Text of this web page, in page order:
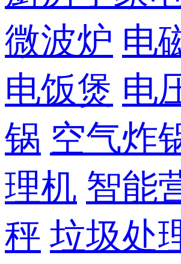
微波炉 电
电饭煲 电
锅 空气炸
理机 智能
秤 垃圾处